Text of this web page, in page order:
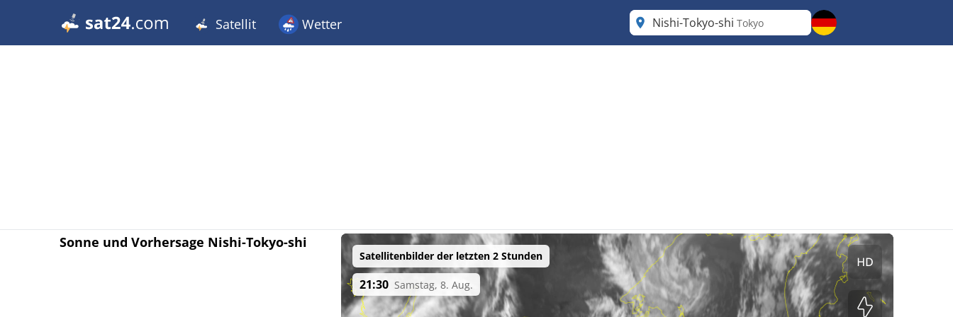
Satellit Wetter Nishi-Tokyo-shi Tokyo
Sonne und Vorhersage Nishi-Tokyo-shi
Satellitenbilder der letzten 2 Stunden
21:30 Samstag, 8. Aug.